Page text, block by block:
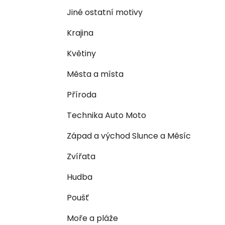
Jiné ostatní motivy
Krajina
Květiny
Města a místa
Příroda
Technika Auto Moto
Západ a východ Slunce a Měsíc
Zvířata
Hudba
Poušť
Moře a pláže